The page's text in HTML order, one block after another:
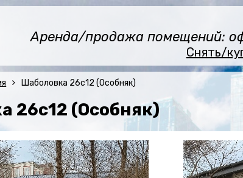
Аренда/продажа помещений:
Снять/
Шаболовка 26с12 (Особняк)
26с12 (Особняк)